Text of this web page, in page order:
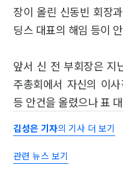
장이 올린 신동빈 회장
딩스 대표의 해임 등이
앞서 신 전 부회장은 지
주총회에서 자신의 이
등 안건을 올렸으나 표
김성은 기자의 기사 더 보기
관련 뉴스 보기